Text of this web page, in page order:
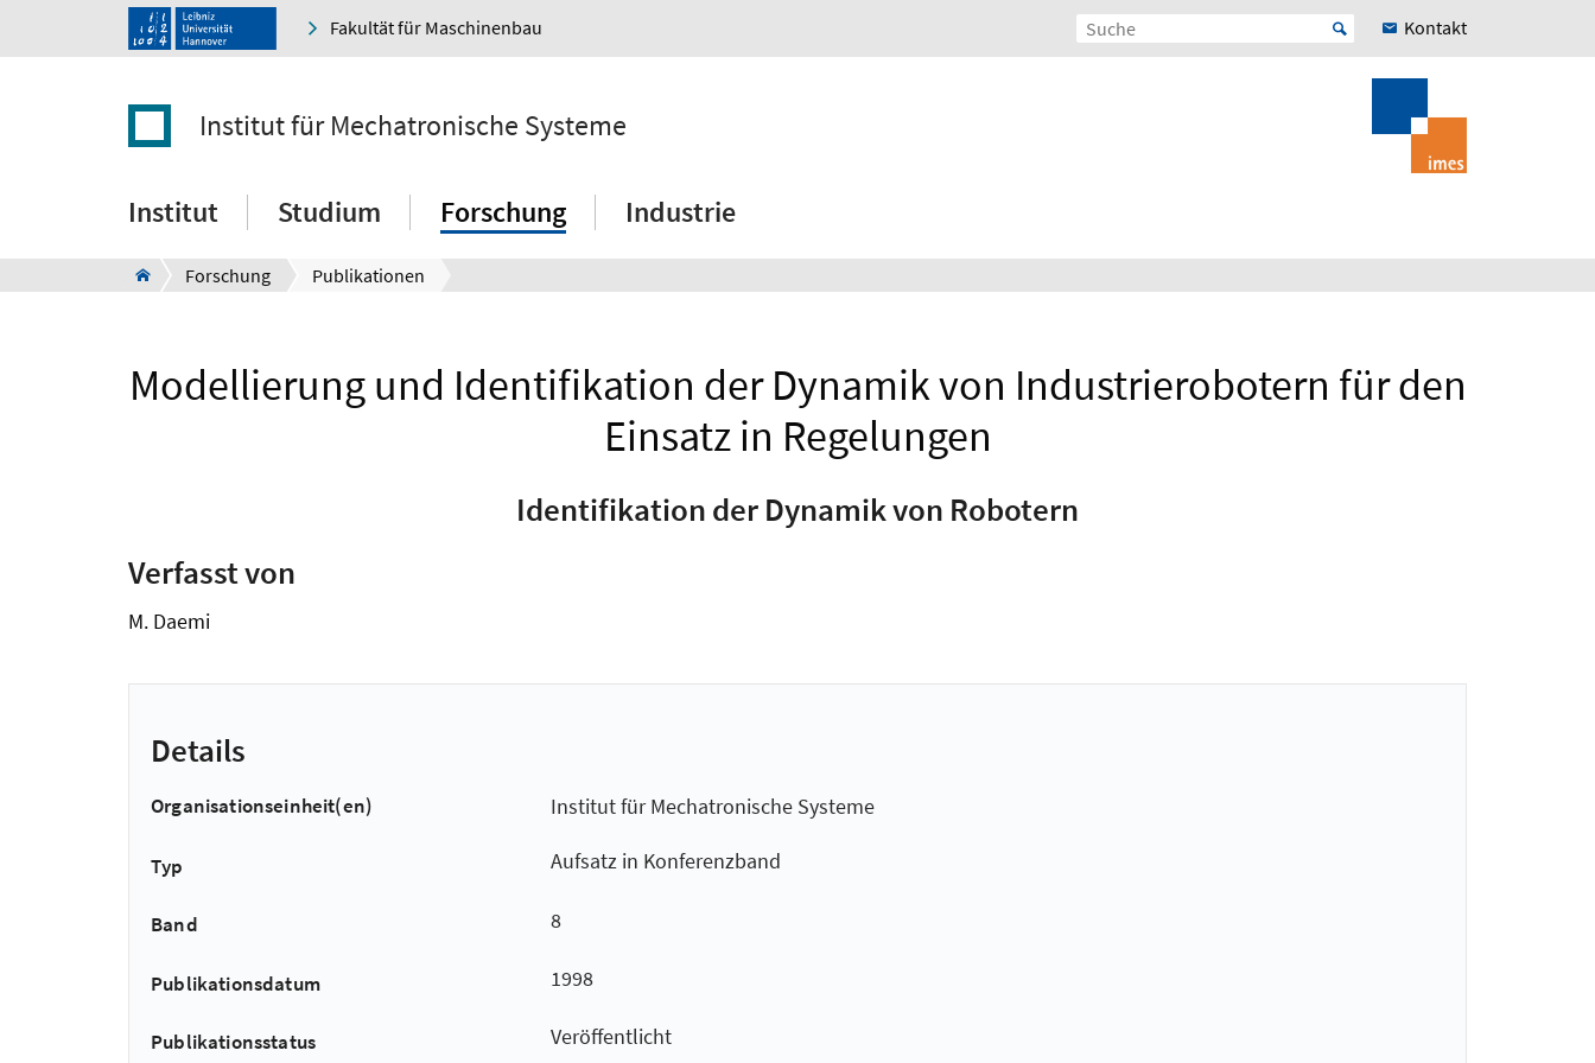
Fakultät für Maschinenbau Kontakt
Institut für Mechatronische Systeme
Institut Studium Forschung Industrie
Forschung Publikationen
Modellierung und Identifikation der Dynamik von Industrierobotern für den
Einsatz in Regelungen
Identifikation der Dynamik von Robotern
Verfasst von
M. Daemi
Details
Organisationseinheit(en) Institut für Mechatronische Systeme
Typ Aufsatz in Konferenzband
Band 8
Publikationsdatum 1998
Publikationsstatus Veröffentlicht